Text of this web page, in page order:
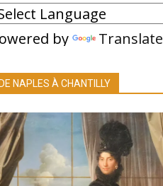
by Translate
NAPLES À CHANTILLY